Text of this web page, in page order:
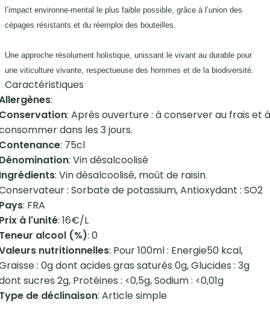
l’impact environne-mental le plus faible possible, grâce à l’union des
cépages résistants et du réemploi des bouteilles.
Une approche résolument holistique, unissant le vivant au durable pour
une viticulture vivante, respectueuse des hommes et de la biodiversité.
Caractéristiques
:
: Après ouverture : à conserver au frais et à
dans les 3 jours.
: 75cl
: Vin désalcoolisé
: Vin désalcoolisé, moût de raisin.
: Sorbate de potassium, Antioxydant : SO2
: FRA
à l'unité: 16€/L
alcool (%): 0
nutritionnelles: Pour 100ml : Energie50 kcal,
: 0g dont acides gras saturés 0g, Glucides : 3g
sucres 2g, Protéines : <0,5g, Sodium : <0,01g
de déclinaison: Article simple